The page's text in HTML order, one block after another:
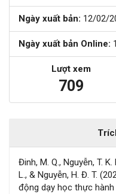
Ngày xuất bản: 12/02/
Ngày xuất bản Online:
Lượt xem
709
Đinh, M. Q., Nguyễn, T. K.
L., & Nguyễn, H. Đ. T.
động dạy học thực